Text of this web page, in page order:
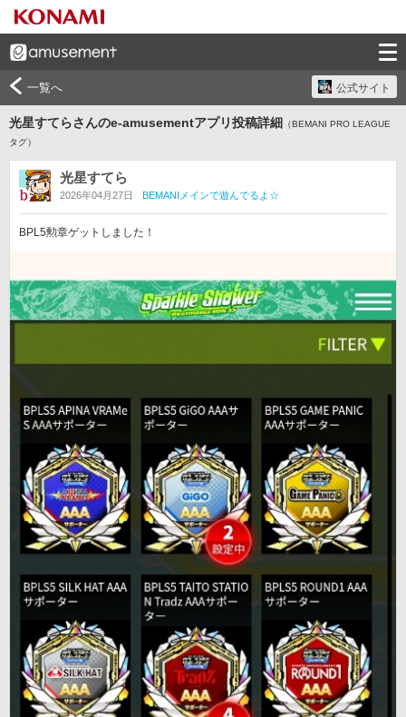
一覧へ 公式サイト
光星すてらさんのe-amusementアプリ投稿詳細 （BEMANI PRO LEAGUE
タグ）
光星すてら
2026年04月27日 BEMANIメインで遊んでるよ☆
BPL5勲章ゲットしました！